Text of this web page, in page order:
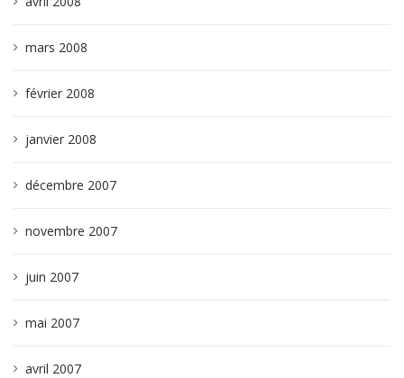
mars 2008
février 2008
janvier 2008
décembre 2007
novembre 2007
juin 2007
mai 2007
avril 2007